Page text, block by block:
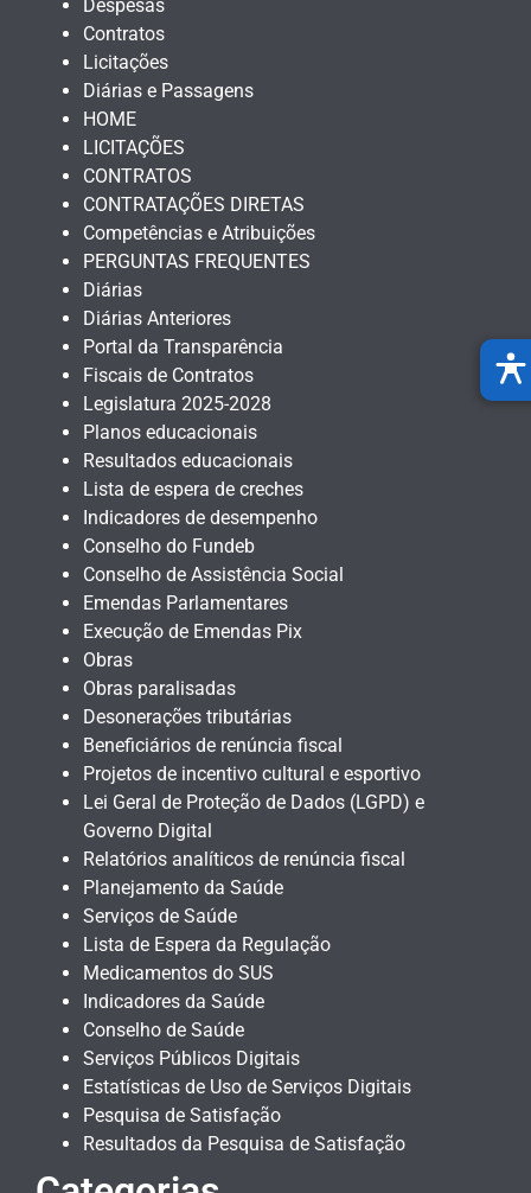
Despesas
Contratos
Licitações
Diárias e Passagens
HOME
LICITAÇÕES
CONTRATOS
CONTRATAÇÕES DIRETAS
Competências e Atribuições
PERGUNTAS FREQUENTES
Diárias
Diárias Anteriores
Portal da Transparência
Fiscais de Contratos
Legislatura 2025-2028
Planos educacionais
Resultados educacionais
Lista de espera de creches
Indicadores de desempenho
Conselho do Fundeb
Conselho de Assistência Social
Emendas Parlamentares
Execução de Emendas Pix
Obras
Obras paralisadas
Desonerações tributárias
Beneficiários de renúncia fiscal
Projetos de incentivo cultural e esportivo
Lei Geral de Proteção de Dados (LGPD) e
Governo Digital
Relatórios analíticos de renúncia fiscal
Planejamento da Saúde
Serviços de Saúde
Lista de Espera da Regulação
Medicamentos do SUS
Indicadores da Saúde
Conselho de Saúde
Serviços Públicos Digitais
Estatísticas de Uso de Serviços Digitais
Pesquisa de Satisfação
Resultados da Pesquisa de Satisfação